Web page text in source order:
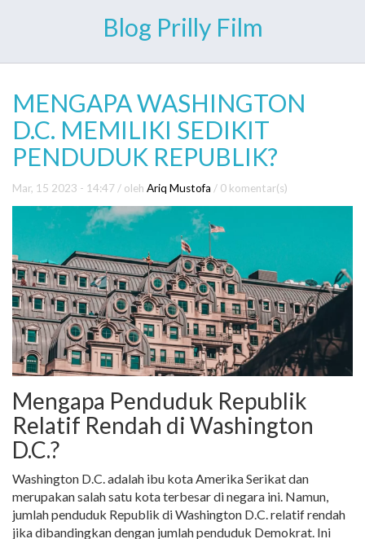
Blog Prilly Film
MENGAPA WASHINGTON
D.C. MEMILIKI SEDIKIT
PENDUDUK REPUBLIK?
Mar, 15 2023 - 14:47 / oleh Ariq Mustofa / 0 komentar(s)
Mengapa Penduduk Republik
Relatif Rendah di Washington
D.C.?
Washington D.C. adalah ibu kota Amerika Serikat dan
merupakan salah satu kota terbesar di negara ini. Namun,
jumlah penduduk Republik di Washington D.C. relatif rendah
jika dibandingkan dengan jumlah penduduk Demokrat. Ini